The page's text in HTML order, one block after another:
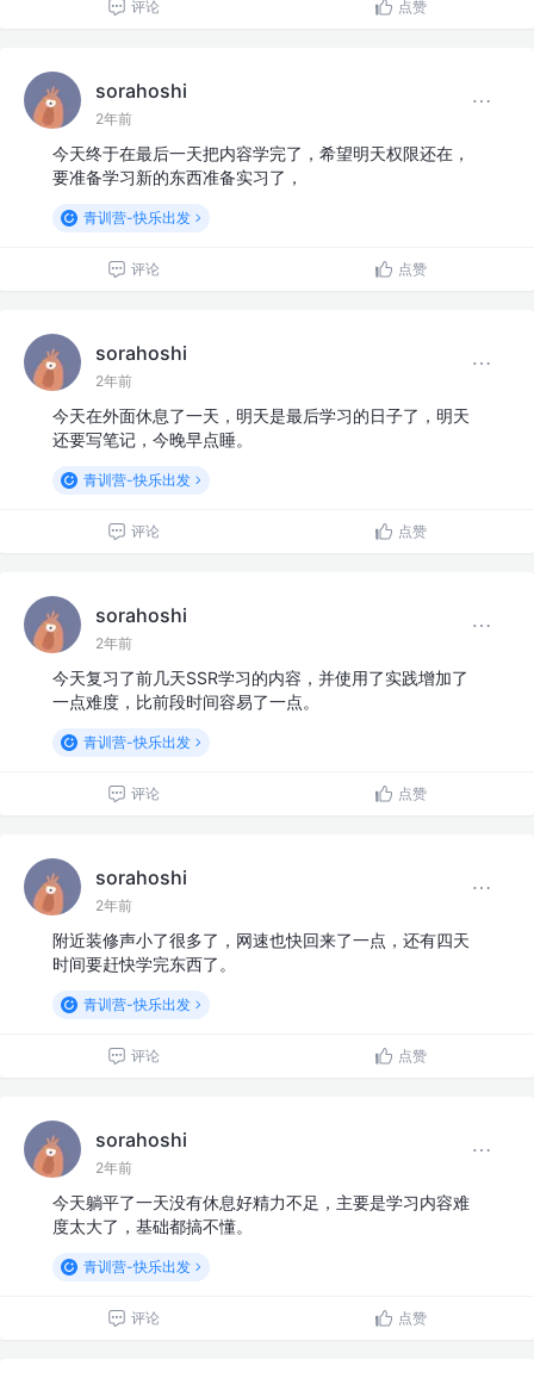
评论 点赞
sorahoshi
2年前
今天终于在最后一天把内容学完了，希望明天权限还在，
要准备学习新的东西准备实习了，
青训营-快乐出发
评论 点赞
sorahoshi
2年前
今天在外面休息了一天，明天是最后学习的日子了，明天
还要写笔记，今晚早点睡。
青训营-快乐出发
评论 点赞
sorahoshi
2年前
今天复习了前几天SSR学习的内容，并使用了实践增加了
一点难度，比前段时间容易了一点。
青训营-快乐出发
评论 点赞
sorahoshi
2年前
附近装修声小了很多了，网速也快回来了一点，还有四天
时间要赶快学完东西了。
青训营-快乐出发
评论 点赞
sorahoshi
2年前
今天躺平了一天没有休息好精力不足，主要是学习内容难
度太大了，基础都搞不懂。
青训营-快乐出发
评论 点赞